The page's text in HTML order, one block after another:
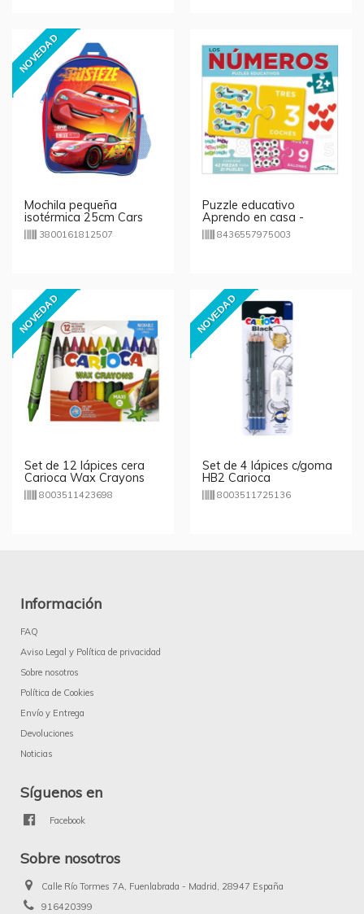
NOVEDAD
Mochila pequeña
isotérmica 25cm Cars
3800161812507
Puzzle educativo
Aprendo en casa -
Numeros
8436557975003
NOVEDAD
Set de 12 lápices cera
Carioca Wax Crayons
Maxi8003511423698
NOVEDAD
Set de 4 lápices c/goma
HB2 Carioca
8003511725136
Información
FAQ
Aviso Legal y Política de privacidad
Sobre nosotros
Política de Cookies
Envío y Entrega
Devoluciones
Noticias
Síguenos en
Facebook
Sobre nosotros
Calle Río Tormes 7A, Fuenlabrada - Madrid, 28947 España
916420399